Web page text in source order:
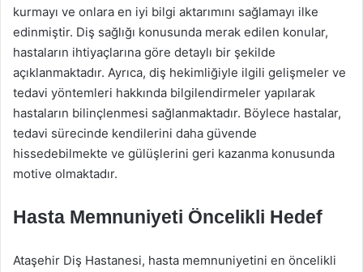
kurmayı ve onlara en iyi bilgi aktarımını sağlamayı ilke
edinmiştir. Diş sağlığı konusunda merak edilen konular,
hastaların ihtiyaçlarına göre detaylı bir şekilde
açıklanmaktadır. Ayrıca, diş hekimliğiyle ilgili gelişmeler ve
tedavi yöntemleri hakkında bilgilendirmeler yapılarak
hastaların bilinçlenmesi sağlanmaktadır. Böylece hastalar,
tedavi sürecinde kendilerini daha güvende
hissedebilmekte ve gülüşlerini geri kazanma konusunda
motive olmaktadır.
Hasta Memnuniyeti Öncelikli Hedef
Ataşehir Diş Hastanesi, hasta memnuniyetini en öncelikli